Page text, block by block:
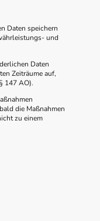
Daten speichern
und
Daten
Zeiträume auf,
147 AO).
die Maßnahmen
zu einem